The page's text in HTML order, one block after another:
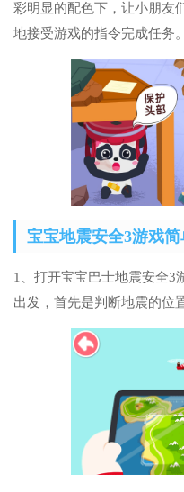
彩明显的配色下，让小朋友
地接受游戏的指令完成任务。
宝宝地震安全3游戏
1、打开宝宝巴士地震安全3
出发，首先是判断地震的位